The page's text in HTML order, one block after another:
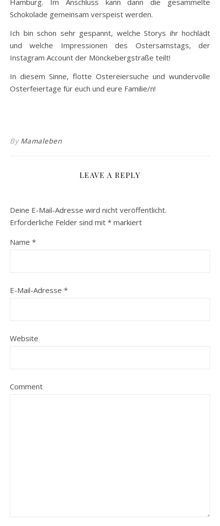
Hamburg. Im Anschluss kann dann die gesammelte
Schokolade gemeinsam verspeist werden.
Ich bin schon sehr gespannt, welche Storys ihr hochlädt
und welche Impressionen des Ostersamstags, der
Instagram Account der Mönckebergstraße teilt!
In diesem Sinne, flotte Ostereiersuche und wundervolle
Osterfeiertage für euch und eure Familie/n!
By Mamaleben
LEAVE A REPLY
Deine E-Mail-Adresse wird nicht veröffentlicht.
Erforderliche Felder sind mit * markiert
Name *
E-Mail-Adresse *
Website
Comment